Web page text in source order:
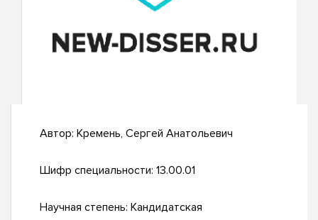
Автор: Кремень, Сергей Анатольевич
Шифр специальности: 13.00.01
Научная степень: Кандидатская